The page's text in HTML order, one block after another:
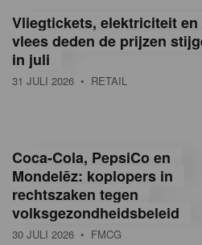
g
ë
e
a
Vliegtickets, elektriciteit en
vlees deden de prijzen
in juli
31 JULI 2026 • RETAIL
Coca-Cola, PepsiCo en
Mondelēz: koplopers in
rechtszaken tegen
volksgezondheidsbeleid
30 JULI 2026 • FMCG